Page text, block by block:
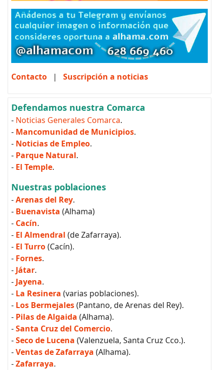
Contacto | Suscripción a noticias
Defendamos nuestra Comarca
- Noticias Generales Comarca.
- Mancomunidad de Municipios.
- Noticias de Empleo.
- Parque Natural.
- El Temple.
Nuestras poblaciones
-Arenas del Rey.
- Buenavista (Alhama)
- Cacín.
- El Almendral (de Zafarraya).
- El Turro(Cacín).
- Fornes.
- Játar.
- Jayena.
- La Resinera (varias poblaciones).
- Los Bermejales(Pantano, de Arenas del Rey).
- Pilas de Algaida (Alhama).
-Santa Cruz del Comercio.
-Seco de Lucena (Valenzuela, Santa Cruz Cco.).
-Ventas de Zafarraya (Alhama).
-Zafarraya.